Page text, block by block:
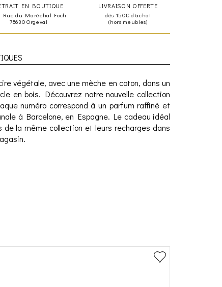
EN BOUTIQUE
Rue du Maréchal Foch
78630 Orgeval
LIVRAISON OFFERTE
dès 150€ d'achat
(hors meubles)
végétale, avec une mèche en coton, dans un
en bois. Découvrez notre nouvelle collection
numéro correspond à un parfum raffiné et
à Barcelone, en Espagne. Le cadeau idéal
la même collection et leurs recharges dans